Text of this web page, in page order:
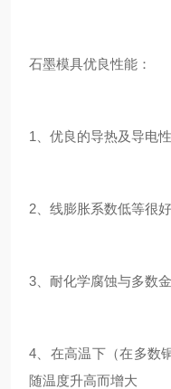
石墨模具优良性能：
1、优良的导热及导电
2、线膨胀系数低等很
3、耐化学腐蚀与多数
4、在高温下（在多数
随温度升高而增大